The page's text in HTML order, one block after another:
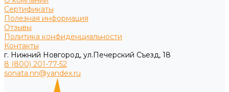
Сертификаты
Полезная информация
Отзывы
Политика конфиденциальности
Контакты
г. Нижний Новгород, ул.Печерский Съезд, 18
8 (800) 201-77-52
sonata.nn@yandex.ru